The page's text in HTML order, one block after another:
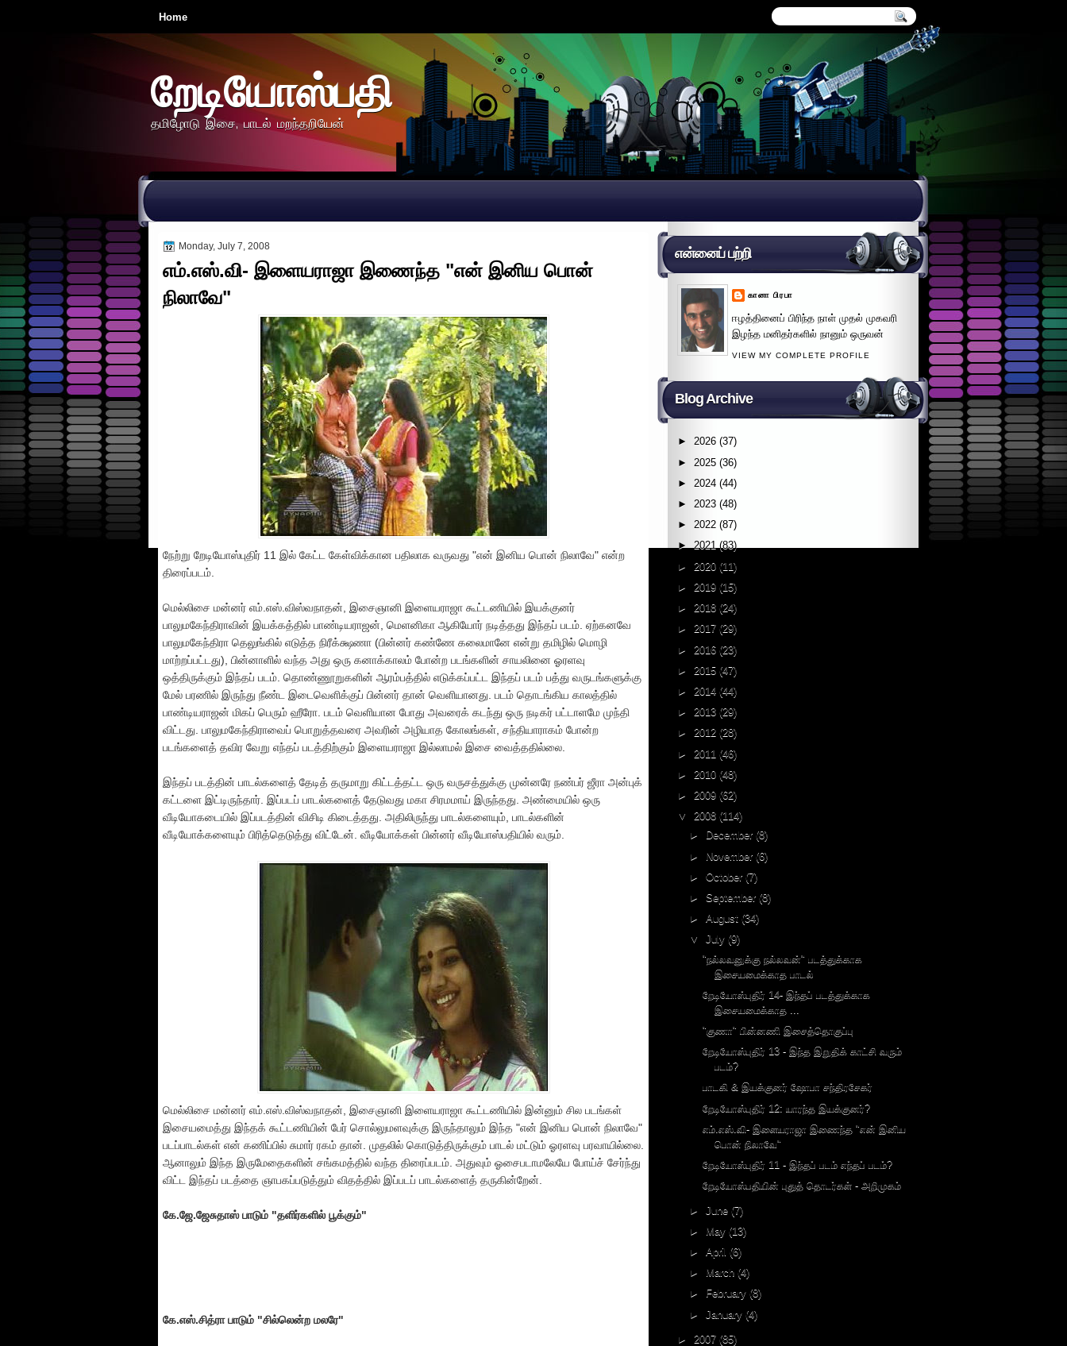
Home
றேடியோஸ்பதி
தமிழோடு இசை, பாடல் மறந்தறியேன்
Monday, July 7, 2008
எம்.எஸ்.வி- இளையராஜா இணைந்த "என் இனிய பொன்
நிலாவே"
நேற்று றேடியோஸ்புதிர் 11 இல் கேட்ட கேள்விக்கான பதிலாக வருவது "என் இனிய பொன் நிலாவே" என்ற
திரைப்படம்.
மெல்லிசை மன்னர் எம்.எஸ்.விஸ்வநாதன், இசைஞானி இளையராஜா கூட்டணியில் இயக்குனர்
பாலுமகேந்திராவின் இயக்கத்தில் பாண்டியராஜன், மெளனிகா ஆகியோர் நடித்தது இந்தப் படம். ஏற்கனவே
பாலுமகேந்திரா தெலுங்கில் எடுத்த நிரீக்க்ஷணா (பின்னர் கண்ணே கலைமானே என்று தமிழில் மொழி
மாற்றப்பட்டது), பின்னாளில் வந்த அது ஒரு கனாக்காலம் போன்ற படங்களின் சாயலினை ஓரளவு
ஒத்திருக்கும் இந்தப் படம். தொண்ணூறுகளின் ஆரம்பத்தில் எடுக்கப்பட்ட இந்தப் படம் பத்து வருடங்களுக்கு
மேல் பரணில் இருந்து நீண்ட இடைவெளிக்குப் பின்னர் தான் வெளியானது. படம் தொடங்கிய காலத்தில்
பாண்டியராஜன் மிகப் பெரும் ஹீரோ. படம் வெளியான போது அவரைக் கடந்து ஒரு நடிகர் பட்டாளமே முந்தி
விட்டது. பாலுமகேந்திராவைப் பொறுத்தவரை அவரின் அழியாத கோலங்கள், சந்தியாராகம் போன்ற
படங்களைத் தவிர வேறு எந்தப் படத்திற்கும் இளையராஜா இல்லாமல் இசை வைத்ததில்லை.
இந்தப் படத்தின் பாடல்களைத் தேடித் தருமாறு கிட்டத்தட்ட ஒரு வருசத்துக்கு முன்னரே நண்பர் ஜீரா அன்புக்
கட்டளை இட்டிருந்தார். இப்படப் பாடல்களைத் தேடுவது மகா சிரமமாய் இருந்தது. அண்மையில் ஒரு
வீடியோகடையில் இப்படத்தின் விசிடி கிடைத்தது. அதிலிருந்து பாடல்களையும், பாடல்களின்
வீடியோக்களையும் பிரித்தெடுத்து விட்டேன். வீடியோக்கள் பின்னர் வீடியோஸ்பதியில் வரும்.
மெல்லிசை மன்னர் எம்.எஸ்.விஸ்வநாதன், இசைஞானி இளையராஜா கூட்டணியில் இன்னும் சில படங்கள்
இசையமைத்து இந்தக் கூட்டணியின் பேர் சொல்லுமளவுக்கு இருந்தாலும் இந்த "என் இனிய பொன் நிலாவே"
படப்பாடல்கள் என் கணிப்பில் சுமார் ரகம் தான். முதலில் கொடுத்திருக்கும் பாடல் மட்டும் ஓரளவு பரவாயில்லை.
ஆனாலும் இந்த இருமேதைகளின் சங்கமத்தில் வந்த திரைப்படம். அதுவும் ஓசைபடாமலேயே போய்ச் சேர்ந்து
விட்ட இந்தப் படத்தை ஞாபகப்படுத்தும் விதத்தில் இப்படப் பாடல்களைத் தருகின்றேன்.
கே.ஜே.ஜேசுதாஸ் பாடும் "தளிர்களில் பூக்கும்"
கே.எஸ்.சித்ரா பாடும் "சில்லென்ற மலரே"
என்னைப் பற்றி
கானா பிரபா
ஈழத்தினைப் பிரிந்த நாள் முதல் முகவரி
இழந்த மனிதர்களில் நானும் ஒருவன்
VIEW MY COMPLETE PROFILE
Blog Archive
► 2026 (37)
► 2025 (36)
► 2024 (44)
► 2023 (48)
► 2022 (87)
►2021 (83)
► 2020 (11)
► 2019 (15)
► 2018 (24)
► 2017 (29)
► 2016 (23)
► 2015 (47)
► 2014 (44)
► 2013 (29)
► 2012 (28)
► 2011 (46)
► 2010 (48)
► 2009 (62)
▼
2008 (114)
►
December (8)
►
November (6)
►October (7)
► September (8)
► August (34)
▼
July (9)
"நல்லவனுக்கு நல்லவன்" படத்துக்காக
இசையமைக்காத பாடல்
றேடியோஸ்புதிர் 14- இந்தப் படத்துக்காக
இசையமைக்காத ...
"குணா" பின்னணி இசைத்தொகுப்பு
றேடியோஸ்புதிர் 13 - இந்த இறுதிக் காட்சி வரும்
படம்?
பாடகி & இயக்குனர் ஷோபா சந்திரசேகர்
றேடியோஸ்புதிர் 12: யாரந்த இயக்குனர்?
எம்.எஸ்.வி- இளையராஜா இணைந்த "என் இனிய
பொன் நிலாவே"
றேடியோஸ்புதிர் 11 - இந்தப் படம் எந்தப் படம்?
றேடியோஸ்பதியின் புதுத் தொடர்கள் - அறிமுகம்
► June (7)
►
May (13)
► April (6)
►
March (4)
►
February (8)
►
January (4)
► 2007 (85)